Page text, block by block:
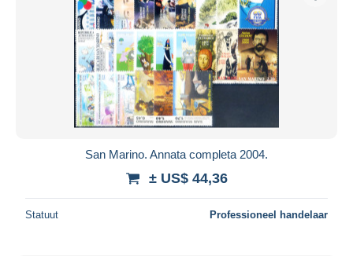
San Marino. Annata completa 2004.
± US$ 44,36
Statuut Professioneel handelaar